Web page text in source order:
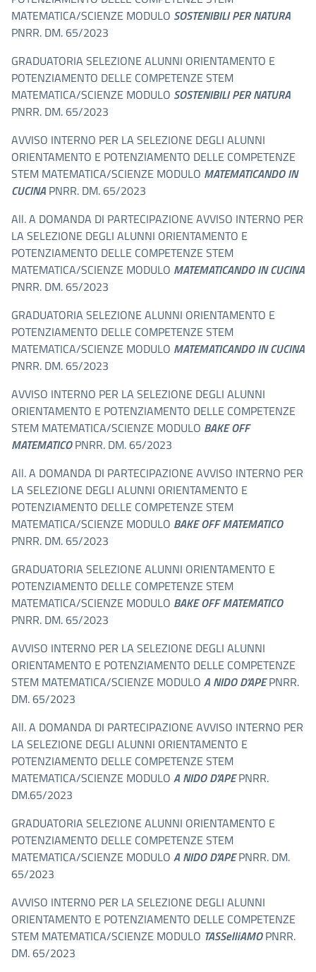
MATEMATICA/SCIENZE MODULO SOSTENIBILI PER NATURA
PNRR. DM. 65/2023
GRADUATORIA SELEZIONE ALUNNI ORIENTAMENTO E
POTENZIAMENTO DELLE COMPETENZE STEM
MATEMATICA/SCIENZE MODULO SOSTENIBILI PER NATURA
PNRR. DM. 65/2023
AVVISO INTERNO PER LA SELEZIONE DEGLI ALUNNI
ORIENTAMENTO E POTENZIAMENTO DELLE COMPETENZE
STEM MATEMATICA/SCIENZE MODULO MATEMATICANDO IN
CUCINA PNRR. DM. 65/2023
All. A DOMANDA DI PARTECIPAZIONE AVVISO INTERNO PER
LA SELEZIONE DEGLI ALUNNI ORIENTAMENTO E
POTENZIAMENTO DELLE COMPETENZE STEM
MATEMATICA/SCIENZE MODULO MATEMATICANDO IN CUCINA
PNRR. DM. 65/2023
GRADUATORIA SELEZIONE ALUNNI ORIENTAMENTO E
POTENZIAMENTO DELLE COMPETENZE STEM
MATEMATICA/SCIENZE MODULO MATEMATICANDO IN CUCINA
PNRR. DM. 65/2023
AVVISO INTERNO PER LA SELEZIONE DEGLI ALUNNI
ORIENTAMENTO E POTENZIAMENTO DELLE COMPETENZE
STEM MATEMATICA/SCIENZE MODULO BAKE OFF
MATEMATICOPNRR. DM. 65/2023
All. A DOMANDA DI PARTECIPAZIONE AVVISO INTERNO PER
LA SELEZIONE DEGLI ALUNNI ORIENTAMENTO E
POTENZIAMENTO DELLE COMPETENZE STEM
MATEMATICA/SCIENZE MODULO BAKE OFF MATEMATICO
PNRR. DM. 65/2023
GRADUATORIA SELEZIONE ALUNNI ORIENTAMENTO E
POTENZIAMENTO DELLE COMPETENZE STEM
MATEMATICA/SCIENZE MODULO BAKE OFF MATEMATICO
PNRR. DM. 65/2023
AVVISO INTERNO PER LA SELEZIONE DEGLI ALUNNI
ORIENTAMENTO E POTENZIAMENTO DELLE COMPETENZE
STEM MATEMATICA/SCIENZE MODULO A NIDO D'APEPNRR.
DM. 65/2023
All. A DOMANDA DI PARTECIPAZIONE AVVISO INTERNO PER
LA SELEZIONE DEGLI ALUNNI ORIENTAMENTO E
POTENZIAMENTO DELLE COMPETENZE STEM
MATEMATICA/SCIENZE MODULO A NIDO D'APEPNRR.
DM.65/2023
GRADUATORIA SELEZIONE ALUNNI ORIENTAMENTO E
POTENZIAMENTO DELLE COMPETENZE STEM
MATEMATICA/SCIENZE MODULO A NIDO D'APEPNRR. DM.
65/2023
AVVISO INTERNO PER LA SELEZIONE DEGLI ALUNNI
ORIENTAMENTO E POTENZIAMENTO DELLE COMPETENZE
STEM MATEMATICA/SCIENZE MODULO TASSelliAMOPNRR.
DM. 65/2023